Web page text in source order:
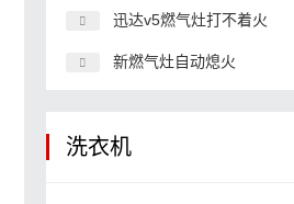
迅达v5燃气灶打不着火
新燃气灶自动熄火
洗衣机